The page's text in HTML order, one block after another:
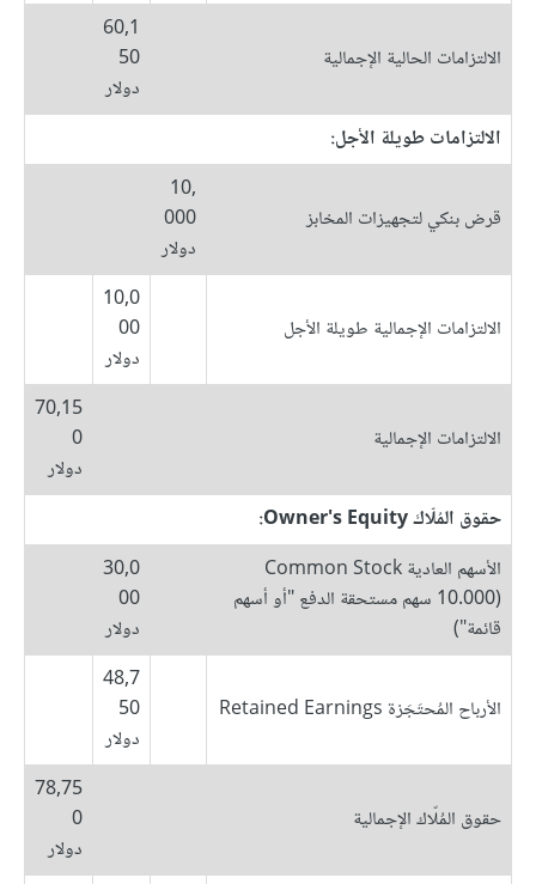
الالتزامات الحالية الإجمالية
60,1
50
دولار
الالتزامات طويلة الأجل:
قرض بنكي لتجهيزات المخابز
10,
000
دولار
الالتزامات الإجمالية طويلة الأجل
10,0
00
دولار
الالتزامات الإجمالية
70,15
0
دولار
حقوق المُلّاك Owner's Equity:
الأسهم العادية Common Stock
(10.000 سهم مستحقة الدفع "أو أسهم
قائمة")
30,0
00
دولار
الأرباح المُحتَجَزة Retained Earnings
48,7
50
دولار
حقوق المُلّاك الإجمالية
78,75
0
دولار